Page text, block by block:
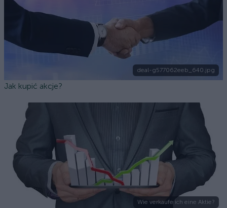
deal-g577062eeb_640.jpg
Jak kupić akcje?
Wie verkaufe ich eine Aktie?